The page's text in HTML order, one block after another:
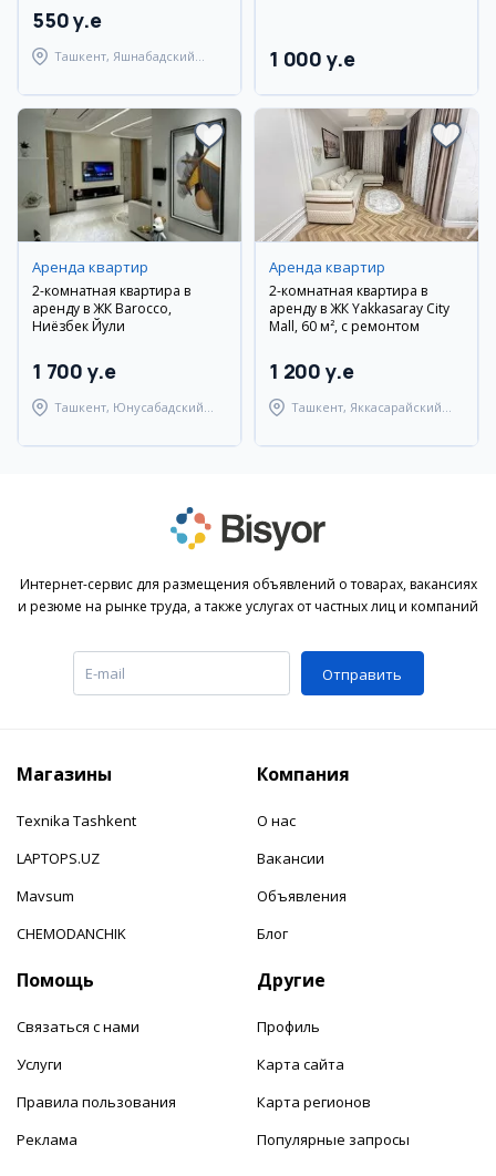
550 y.e
Ташкент, Яшнабадский
1 000 y.e
Аренда квартир
2-комнатная квартира в
аренду в ЖК Barocco,
Ниёзбек Йули
1 700 y.e
Ташкент, Юнусабадский
Аренда квартир
2-комнатная квартира в
аренду в ЖК Yakkasaray City
Mall, 60 м², с ремонтом
1 200 y.e
Ташкент, Яккасарайский
Интернет-сервис для размещения объявлений о товарах, вакансиях
и резюме на рынке труда, а также услугах от частных лиц и компаний
Отправить
Магазины
Texnika Tashkent
LAPTOPS.UZ
Mavsum
CHEMODANCHIK
Компания
О нас
Вакансии
Объявления
Блог
Помощь
Связаться с нами
Услуги
Правила пользования
Реклама
Другие
Профиль
Карта сайта
Карта регионов
Популярные запросы